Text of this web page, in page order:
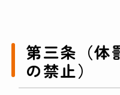
第三条（体
の禁止）